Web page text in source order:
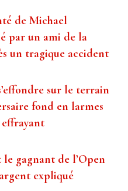
de Michael
par un ami de la
un tragique accident
sur le terrain
fond en larmes
gagnant de l’Open
expliqué